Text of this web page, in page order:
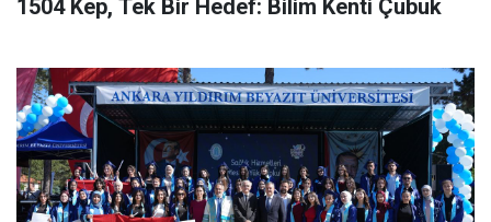
1504 Kep, Tek Bir Hedef: Bilim Kenti Çubuk